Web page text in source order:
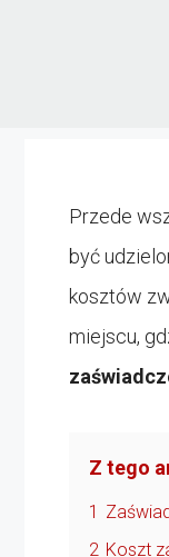
Przede
być
kosztów
miejscu,
Z tego
1
2 Koszt